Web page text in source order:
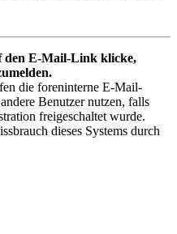
den E-Mail-Link klicke,
die foreninterne E-Mail-
Benutzer nutzen, falls
freigeschaltet wurde.
dieses Systems durch